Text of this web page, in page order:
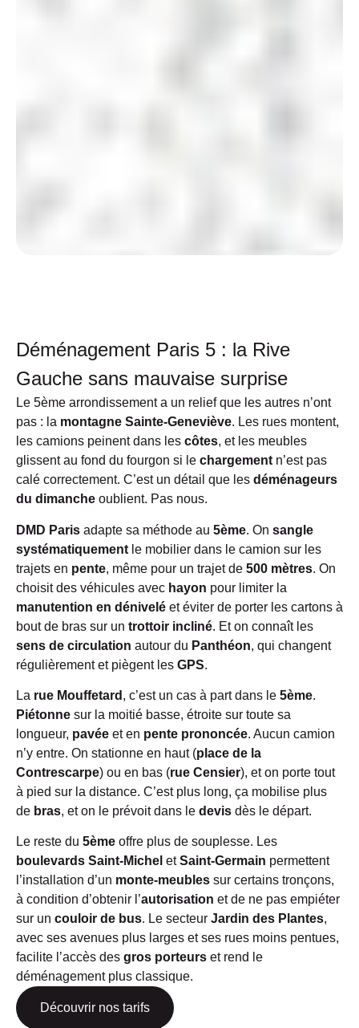
Déménagement Paris 5 : la Rive
Gauche sans mauvaise surprise
Le 5ème arrondissement a un relief que les autres n’ont
pas : la montagne Sainte-Geneviève. Les rues montent,
les camions peinent dans les côtes, et les meubles
glissent au fond du fourgon si le chargement n’est pas
calé correctement. C’est un détail que les déménageurs
du dimanche oublient. Pas nous.
DMD Paris adapte sa méthode au 5ème. On sangle
systématiquement le mobilier dans le camion sur les
trajets en pente, même pour un trajet de 500 mètres. On
choisit des véhicules avec hayon pour limiter la
manutention en dénivelé et éviter de porter les cartons à
bout de bras sur un trottoir incliné. Et on connaît les
sens de circulation autour du Panthéon, qui changent
régulièrement et piègent les GPS.
La rue Mouffetard , c’est un cas à part dans le 5ème.
Piétonne sur la moitié basse, étroite sur toute sa
longueur, pavée et en pente prononcée. Aucun camion
n’y entre. On stationne en haut (place de la
Contrescarpe) ou en bas (rue Censier), et on porte tout
à pied sur la distance. C’est plus long, ça mobilise plus
de bras, et on le prévoit dans le devis dès le départ.
Le reste du 5ème offre plus de souplesse. Les
boulevards Saint-Michel etSaint-Germain permettent
l’installation d’un monte-meubles sur certains tronçons,
à condition d’obtenir l’autorisation et de ne pas empiéter
sur un couloir de bus. Le secteur Jardin des Plantes,
avec ses avenues plus larges et ses rues moins pentues,
facilite l’accès des gros porteurs et rend le
déménagement plus classique.
Découvrir nos tarifs